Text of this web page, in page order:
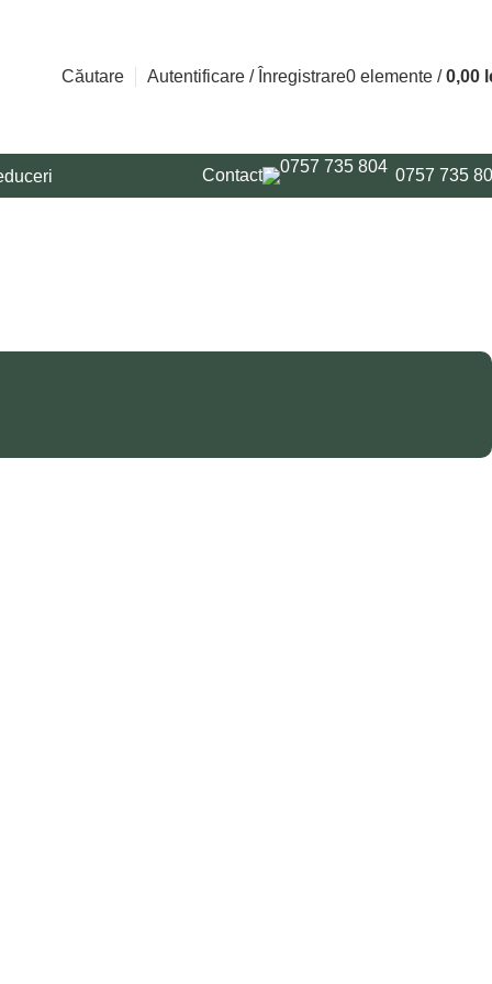
Căutare Autentificare / Înregistrare0 elemente / 0,00
Contact 0757 735